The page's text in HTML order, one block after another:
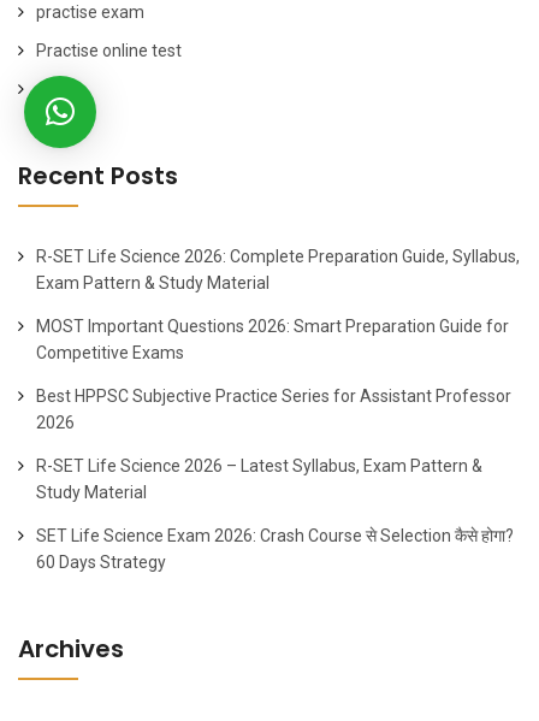
practise exam
Practise online test
result
Recent Posts
R-SET Life Science 2026: Complete Preparation Guide, Syllabus,
Exam Pattern & Study Material
MOST Important Questions 2026: Smart Preparation Guide for
Competitive Exams
Best HPPSC Subjective Practice Series for Assistant Professor
2026
R-SET Life Science 2026 – Latest Syllabus, Exam Pattern &
Study Material
SET Life Science Exam 2026: Crash Course से Selection कैसे होगा?
60 Days Strategy
Archives